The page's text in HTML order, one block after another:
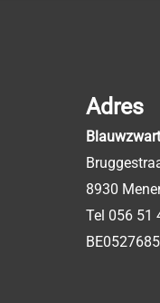
Adres
8930
Tel 056 51